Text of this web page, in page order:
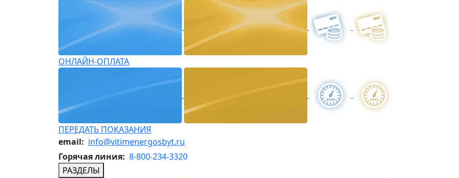
ОНЛАЙН-ОПЛАТА
ПЕРЕДАТЬ ПОКАЗАНИЯ
email: info@vitimenergosbyt.ru
Горячая линия: 8-800-234-3320
РАЗДЕЛЫ